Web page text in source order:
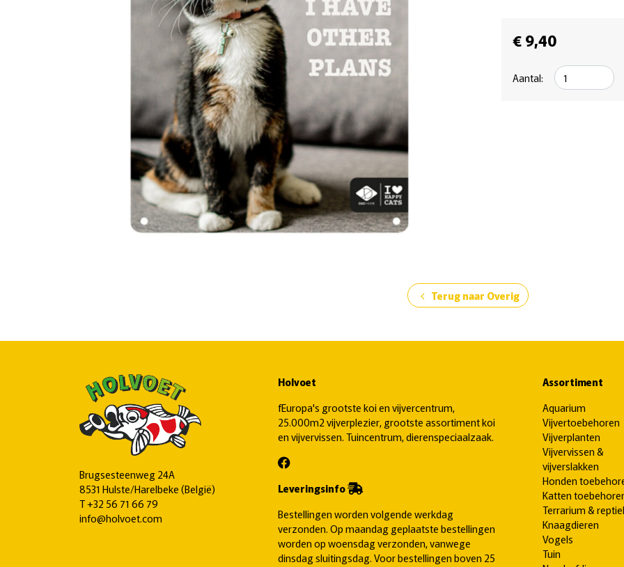
€ 9,40
Aantal:
chevron_left Terug naar Overig
Brugsesteenweg 24A
8531 Hulste/Harelbeke (België)
T+32 56 71 66 79
info@holvoet.com
Holvoet
fEuropa's grootste koi en vijvercentrum,
25.000m2 vijverplezier, grootste assortiment koi
en vijvervissen. Tuincentrum, dierenspeciaalzaak.
Leveringsinfo
Bestellingen worden volgende werkdag
verzonden. Op maandag geplaatste bestellingen
worden op woensdag verzonden, vanwege
dinsdag sluitingsdag. Voor bestellingen boven 25
Assortiment
Aquarium
Vijvertoebehoren
Vijverplanten
Vijvervissen &
vijverslakken
Honden
Katten
Terrarium &
Knaagdieren
Vogels
Tuin